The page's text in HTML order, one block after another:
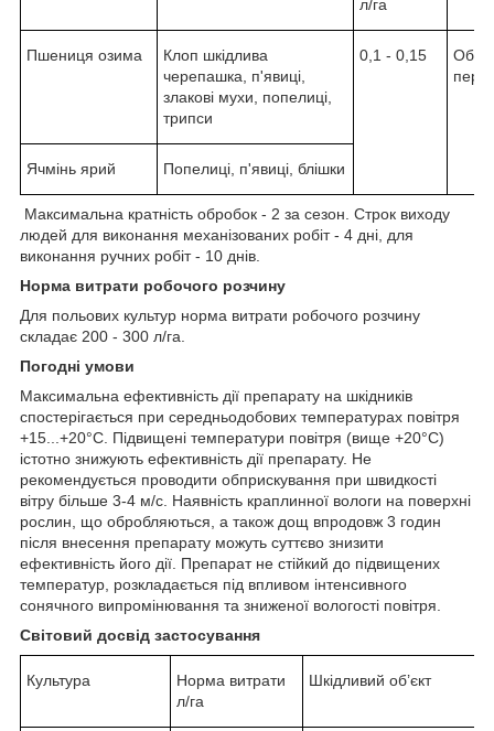
л/га
Пшениця озима
Клоп шкідлива
черепашка, п'явиці,
злакові мухи, попелиці,
трипси
0,1 - 0,15
Ячмінь ярий Попелиці, п'явиці, блішки
Максимальна кратність обробок - 2 за сезон. Строк виходу
людей для виконання механізованих робіт - 4 дні, для
виконання ручних робіт - 10 днів.
Норма витрати робочого розчину
Для польових культур норма витрати робочого розчину
складає 200 - 300 л/га.
Погодні умови
Максимальна ефективність дії препарату на шкідників
спостерігається при середньо­добових температурах повітря
+15...+20°С. Підвищені температури повітря (вище +20°С)
істотно знижують ефективність дії препарату. Не
рекомендується проводити обприскування при швидкості
вітру більше 3-4 м/с. Наявність краплинної вологи на поверхні
рослин, що обробляються, а також дощ впродовж 3 годин
після внесення препарату можуть суттєво знизити
ефективність його дії. Препарат не стійкий до підвищених
температур, розкладається під впливом інтенсивного
сонячного випромінювання та зни­женої вологості повітря.
Світовий досвід застосування
Культура
Норма витрати
л/га
Шкідливий об’єкт